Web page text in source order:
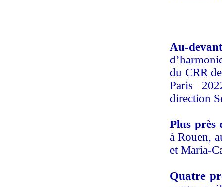
Au-
du CRR
Paris
direction
Plus près
à Rouen,
et Maria-
Quatre